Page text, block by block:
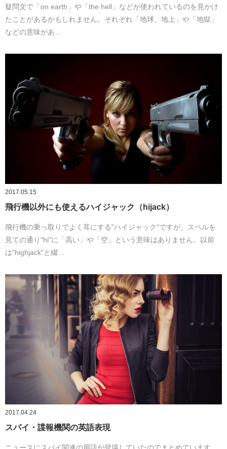
疑問文で「on earth」や「the hell」などが使われているのを見かけ
たことがあるかもしれません。それぞれ「地球、地上」や「地獄」
などの意味があ…
2017.05.15
飛行機以外にも使えるハイジャック（hijack）
飛行機の乗っ取りでよく耳にする"ハイジャック"ですが、スペルを
見ての通り"hi"に「高い」や「空」という意味はありません。以前
は"highjack"と綴…
2017.04.24
スパイ・諜報機関の英語表現
ニュースにスパイ関連の用語が登場していたのでまとめています。